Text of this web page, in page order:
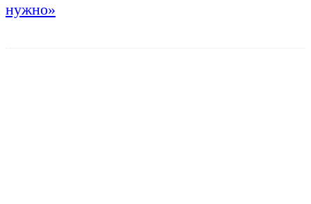
нужно»